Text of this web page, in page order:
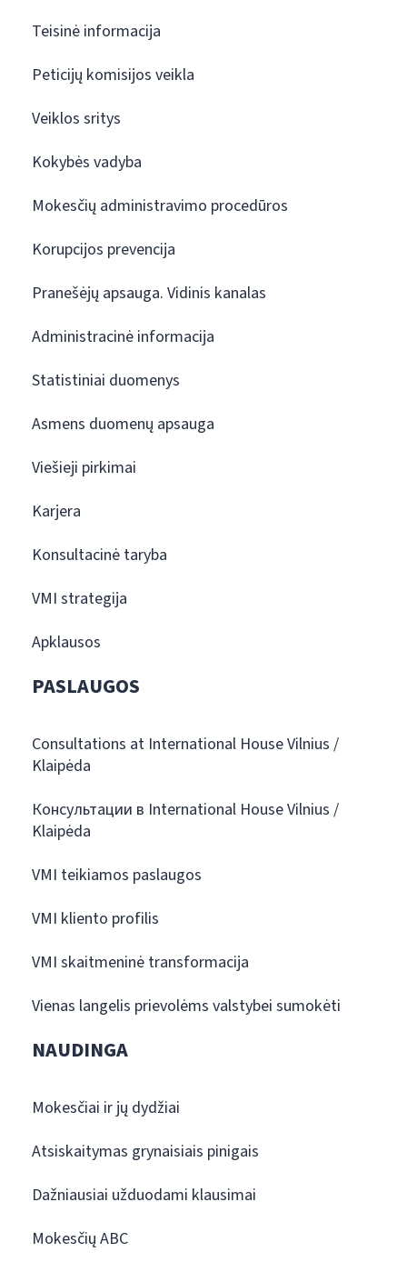
Teisinė informacija
Peticijų komisijos veikla
Veiklos sritys
Kokybės vadyba
Mokesčių administravimo procedūros
Korupcijos prevencija
Pranešėjų apsauga. Vidinis kanalas
Administracinė informacija
Statistiniai duomenys
Asmens duomenų apsauga
Viešieji pirkimai
Karjera
Konsultacinė taryba
VMI strategija
Apklausos
PASLAUGOS
Consultations at International House Vilnius /
Klaipėda
Консультации в International House Vilnius /
Klaipėda
VMI teikiamos paslaugos
VMI kliento profilis
VMI skaitmeninė transformacija
Vienas langelis prievolėms valstybei sumokėti
NAUDINGA
Mokesčiai ir jų dydžiai
Atsiskaitymas grynaisiais pinigais
Dažniausiai užduodami klausimai
Mokesčių ABC